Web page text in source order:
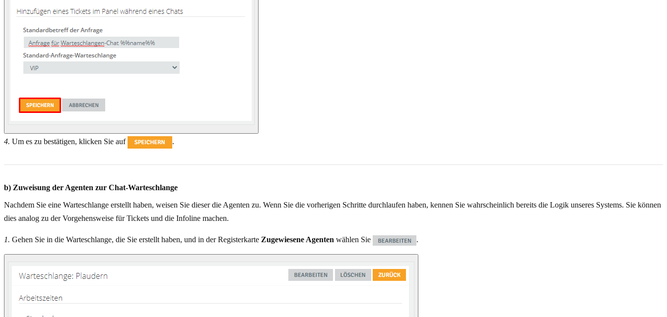
4. Um es zu bestätigen, klicken Sie auf .
b) Zuweisung der Agenten zur Chat-Warteschlange
Nachdem Sie eine Warteschlange erstellt haben, weisen Sie dieser die Agenten zu. Wenn Sie die vorherigen Schritte durchlaufen haben, kennen Sie wahrscheinlich bereits die Logik unseres Systems. Sie können
dies analog zu der Vorgehensweise für Tickets und die Infoline machen.
1. Gehen Sie in die Warteschlange, die Sie erstellt haben, und in der Registerkarte Zugewiesene Agenten wählen Sie .